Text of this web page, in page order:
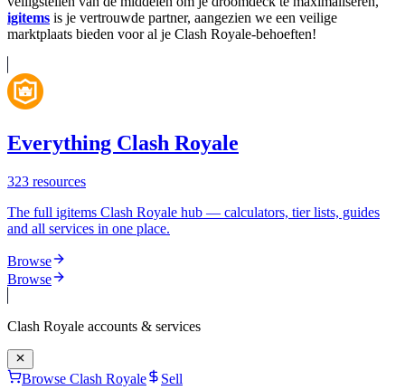
igitems is je vertrouwde partner, aangezien we een veilige
marktplaats bieden voor al je Clash Royale-behoeften!
Everything Clash Royale
323 resources
The full igitems Clash Royale hub — calculators, tier lists, guides
and all services in one place.
Browse
Browse
Clash Royale accounts & services
Browse Clash Royale Sell